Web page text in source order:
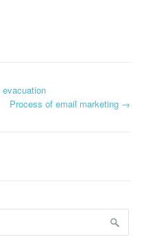
Process of email marketing →